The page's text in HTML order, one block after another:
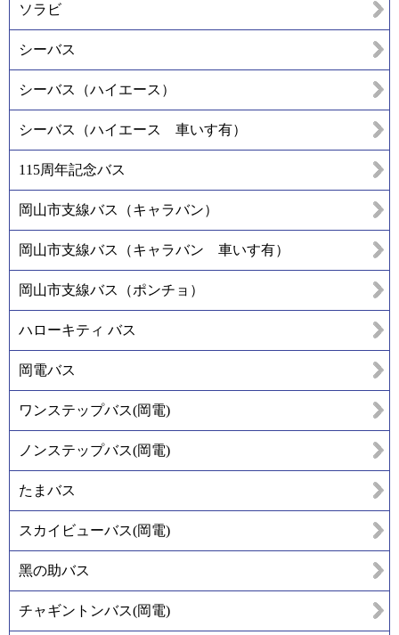
ソラビ
シーバス
シーバス（ハイエース）
シーバス（ハイエース 車いす有）
115周年記念バス
岡山市支線バス（キャラバン）
岡山市支線バス（キャラバン 車いす有）
岡山市支線バス（ポンチョ）
ハローキティ バス
岡電バス
ワンステップバス(岡電)
ノンステップバス(岡電)
たまバス
スカイビューバス(岡電)
黑の助バス
チャギントンバス(岡電)